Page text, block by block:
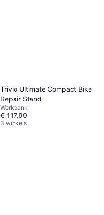
Trivio Ultimate Compact Bike
Repair Stand
Werkbank
€ 117,99
3 winkels